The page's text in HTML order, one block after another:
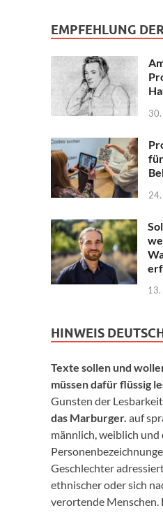
EMPFEHLUNG
13.
HINWEIS
Texte sollen und
müssen dafür flüssig
Gunsten der
das Marburger. auf
männlich, weiblich
Geschlechter
ethnischer oder sich
verortende